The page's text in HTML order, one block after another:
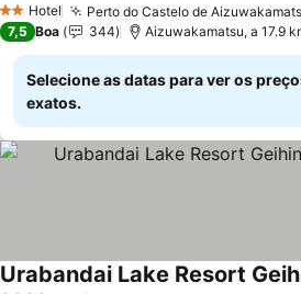
2 Estrelas
Hotel Perto do Castelo de
7,5 Boa 344 Aizuwakamatsu, a 17.9
Selecione as datas para ver os
exatos.